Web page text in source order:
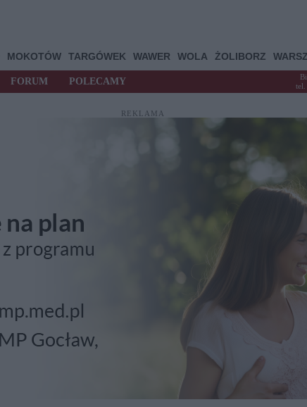
MOKOTÓW TARGÓWEK WAWER WOLA ŻOLIBORZ
FORUM POLECAMY
REKLAMA